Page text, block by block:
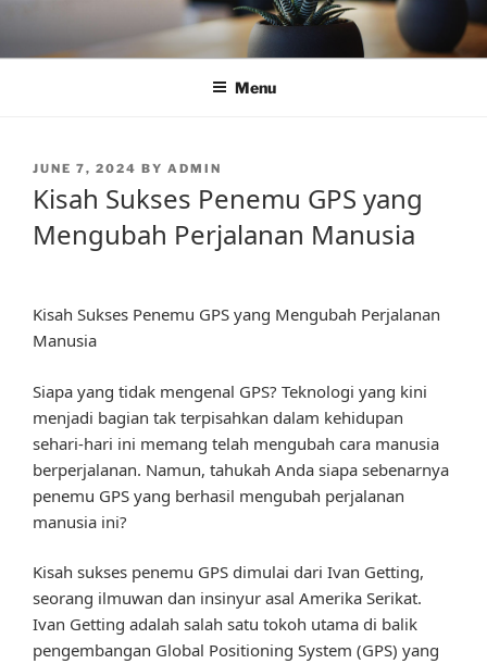
content
Menu
POSTED
ON
JUNE 7, 2024 BY ADMIN
Kisah Sukses Penemu GPS yang
Mengubah Perjalanan Manusia
Kisah Sukses Penemu GPS yang Mengubah Perjalanan
Manusia
Siapa yang tidak mengenal GPS? Teknologi yang kini
menjadi bagian tak terpisahkan dalam kehidupan
sehari-hari ini memang telah mengubah cara manusia
berperjalanan. Namun, tahukah Anda siapa sebenarnya
penemu GPS yang berhasil mengubah perjalanan
manusia ini?
Kisah sukses penemu GPS dimulai dari Ivan Getting,
seorang ilmuwan dan insinyur asal Amerika Serikat.
Ivan Getting adalah salah satu tokoh utama di balik
pengembangan Global Positioning System (GPS) yang